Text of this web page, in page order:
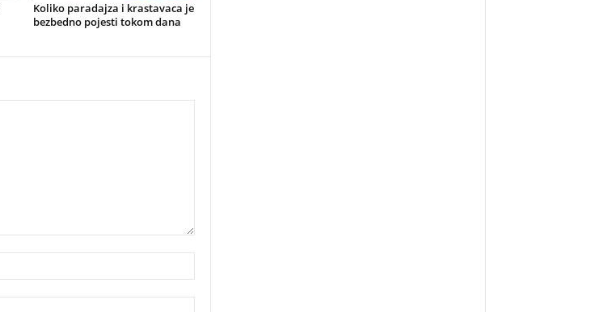
Koliko paradajza i krastavaca je
bezbedno pojesti tokom dana